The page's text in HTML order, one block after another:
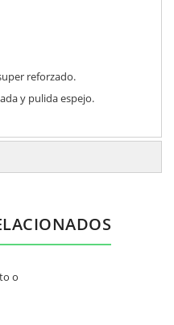
reforzado.
y pulida espejo.
o